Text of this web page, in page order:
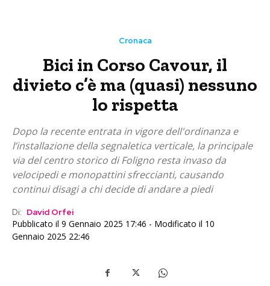
Cronaca
Bici in Corso Cavour, il
divieto c’è ma (quasi) nessuno
lo rispetta
Dopo la recente entrata in vigore dell'ordinanza e
l’installazione della segnaletica verticale, la principale
via del centro storico di Foligno resta invaso da
velocipedi e monopattini sfreccianti, causando
continui disagi a chi decide di andare a piedi
Di: David Orfei
Pubblicato il 9 Gennaio 2025 17:46 - Modificato il 10
Gennaio 2025 22:46